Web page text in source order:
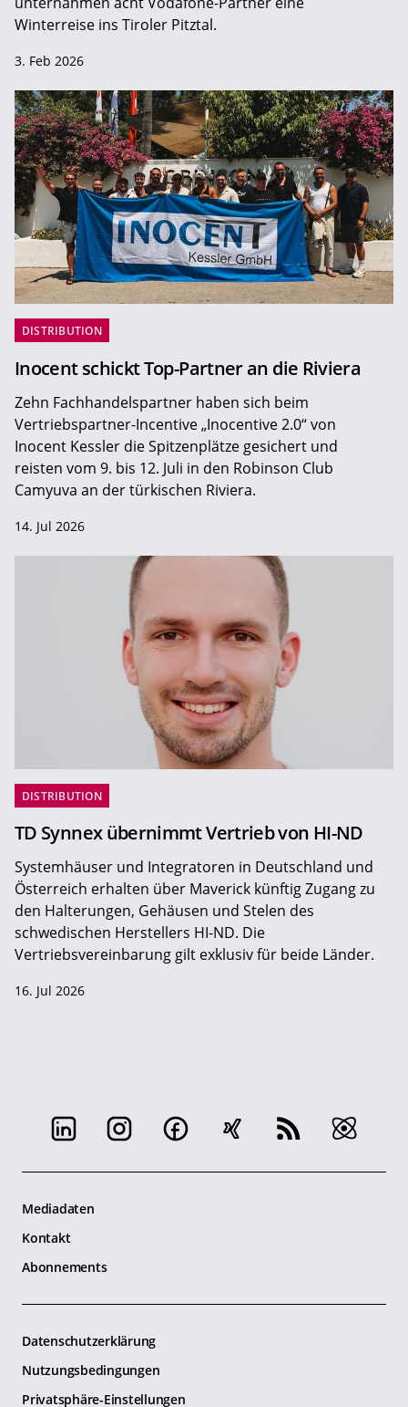
Winterreise ins Tiroler Pitztal.
3. Feb 2026
DISTRIBUTION
Inocent schickt Top-Partner an die Riviera
Zehn Fachhandelspartner haben sich beim
Vertriebspartner-Incentive „Inocentive 2.0“ von
Inocent Kessler die Spitzenplätze gesichert und
reisten vom 9. bis 12. Juli in den Robinson Club
Camyuva an der türkischen Riviera.
14. Jul 2026
DISTRIBUTION
TD Synnex übernimmt Vertrieb von HI-ND
Systemhäuser und Integratoren in Deutschland und
Österreich erhalten über Maverick künftig Zugang zu
den Halterungen, Gehäusen und Stelen des
schwedischen Herstellers HI-ND. Die
Vertriebsvereinbarung gilt exklusiv für beide Länder.
16. Jul 2026
Mediadaten
Kontakt
Abonnements
Datenschutzerklärung
Nutzungsbedingungen
Privatsphäre-Einstellungen